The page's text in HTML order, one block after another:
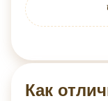
Как